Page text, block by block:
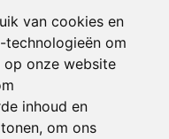
van cookies en
om
onze website
inhoud en
om ons